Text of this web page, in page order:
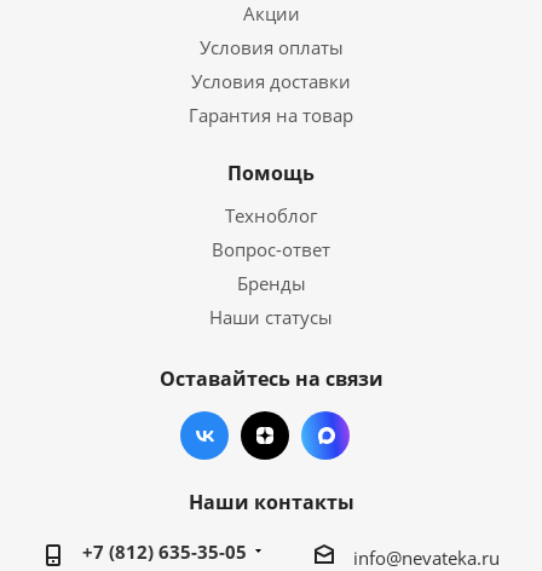
Акции
Условия оплаты
Условия доставки
Гарантия на товар
Помощь
Техноблог
Вопрос-ответ
Бренды
Наши статусы
Оставайтесь на связи
Наши контакты
+7 (812) 635-35-05 info@nevateka.ru